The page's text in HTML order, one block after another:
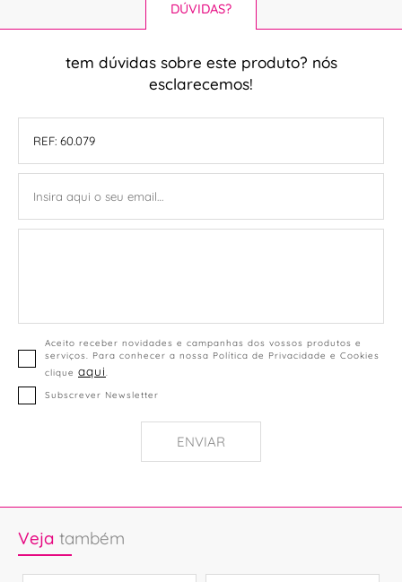
DÚVIDAS?
tem dúvidas sobre este produto? nós
esclarecemos!
Aceito receber novidades e campanhas dos vossos produtos e
serviços. Para conhecer a nossa Política de Privacidade e Cookies
clique aqui.
Subscrever Newsletter
ENVIAR
Veja também